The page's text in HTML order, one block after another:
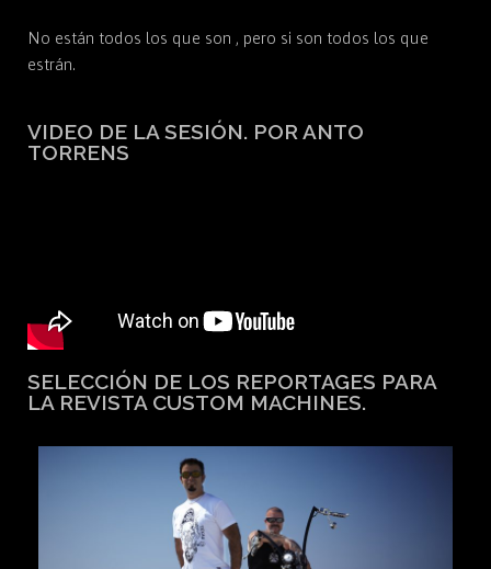
No están todos los que son , pero si son todos los que
estrán.
VIDEO DE LA SESIÓN. POR ANTO
TORRENS
SELECCIÓN DE LOS REPORTAGES PARA
LA REVISTA CUSTOM MACHINES.